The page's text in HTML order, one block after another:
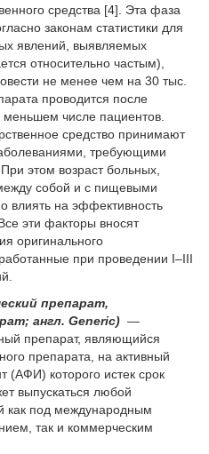
средства [4]. Эта фаза
законам статистики для
явлений, выявляемых
относительно частым),
не менее чем на 30 тыс.
проводится после
меньшем числе пациентов.
средство принимают
требующими
этом возраст больных,
собой и с пищевыми
влиять на эффективность
эти факторы вносят
оригинального
при проведении I–III
препарат,
англ. Generic) —
препарат, являющийся
препарата, на активный
(АФИ) которого истек срок
выпускаться любой
как под международным
так и коммерческим